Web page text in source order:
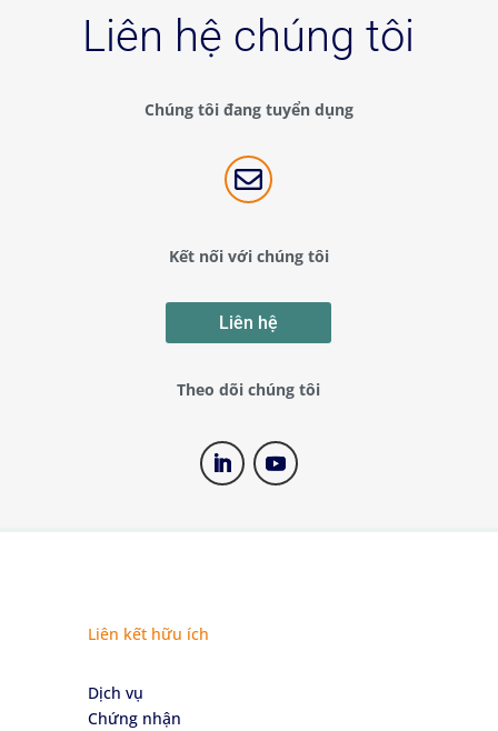
Liên hệ chúng tôi
Chúng tôi đang tuyển dụng

Kết nối với chúng tôi
Liên hệ
Theo dõi chúng tôi
Liên kết hữu ích
Dịch vụ
Chứng nhận